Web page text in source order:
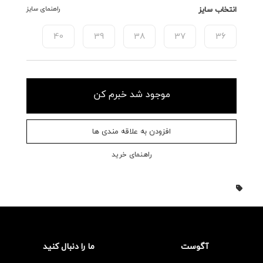
انتخاب سایز راهنمای سایز
36
37
38
39
40
موجود شد خبرم کن
افزودن به علاقه مندی ها
راهنمای خرید
آگوست ما را دنبال کنید